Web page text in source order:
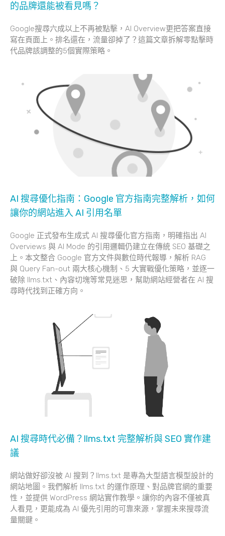
的品牌還能被看見嗎？
Google搜尋六成以上不再被點擊，AI Overview更把答案直接
寫在頁面上。排名還在，流量卻掉了？這篇文章拆解零點擊時
代品牌該調整的5個實際策略。
AI 搜尋優化指南：Google 官方指南完整解析，如何
讓你的網站進入 AI 引用名單
Google 正式發布生成式 AI 搜尋優化官方指南，明確指出 AI
Overviews 與 AI Mode 的引用邏輯仍建立在傳統 SEO 基礎之
上。本文整合 Google 官方文件與數位時代報導，解析 RAG
與 Query Fan-out 兩大核心機制、5 大實戰優化策略，並逐一
破除 llms.txt、內容切塊等常見迷思，幫助網站經營者在 AI 搜
尋時代找到正確方向。
AI 搜尋時代必備？llms.txt 完整解析與 SEO 實作建
議
網站做好卻沒被 AI 搜到？llms.txt 是專為大型語言模型設計的
網站地圖。我們解析 llms.txt 的運作原理、對品牌官網的重要
性，並提供 WordPress 網站實作教學。讓你的內容不僅被真
人看見，更能成為 AI 優先引用的可靠來源，掌握未來搜尋流
量關鍵。